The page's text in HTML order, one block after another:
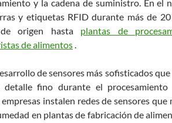
y la cadena de suministro. En el
y etiquetas RFID durante más de
origen hasta plantas de
de alimentos.
de sensores más sofisticados
fino durante el
instalen redes de sensores que
en plantas de fabricación de